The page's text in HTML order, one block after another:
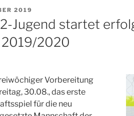
2019
Jugend startet
2019/2020
Vorbereitung
30.08., das erste
für die neu